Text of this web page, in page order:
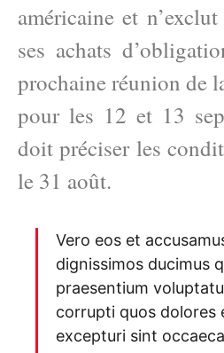
américaine et
ses achats
prochaine réunion de
pour les 12 et 13
doit préciser les
le 31 août.
Vero eos et
dignissimos ducimus
praesentium
corrupti quos dolores
excepturi sint